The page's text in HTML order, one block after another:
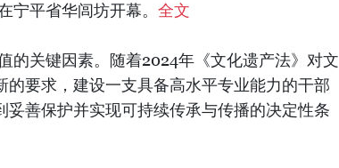
宁平省华闾坊开幕。 全文
的关键因素。随着2024年《文化遗产法》对文
要求，建设一支具备高水平专业能力的干部
妥善保护并实现可持续传承与传播的决定性条